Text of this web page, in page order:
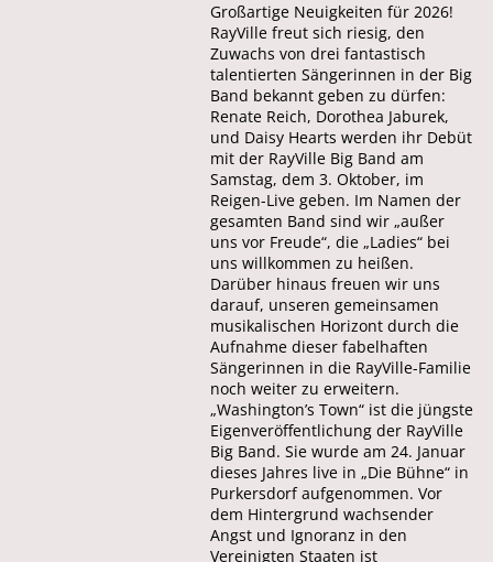
Großartige Neuigkeiten für 2026!
RayVille freut sich riesig, den
Zuwachs von drei fantastisch
talentierten Sängerinnen in der Big
Band bekannt geben zu dürfen:
Renate Reich, Dorothea Jaburek,
und Daisy Hearts werden ihr Debüt
mit der RayVille Big Band am
Samstag, dem 3. Oktober, im
Reigen-Live geben. Im Namen der
gesamten Band sind wir „außer
uns vor Freude“, die „Ladies“ bei
uns willkommen zu heißen.
Darüber hinaus freuen wir uns
darauf, unseren gemeinsamen
musikalischen Horizont durch die
Aufnahme dieser fabelhaften
Sängerinnen in die RayVille-Familie
noch weiter zu erweitern.
„Washington’s Town“ ist die jüngste
Eigenveröffentlichung der RayVille
Big Band. Sie wurde am 24. Januar
dieses Jahres live in „Die Bühne“ in
Purkersdorf aufgenommen. Vor
dem Hintergrund wachsender
Angst und Ignoranz in den
Vereinigten Staaten ist